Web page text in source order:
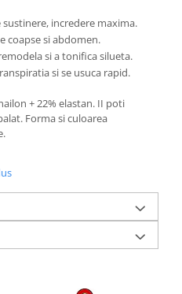
sustinere, incredere maxima.
coapse si abdomen.
si a tonifica silueta.
si se usuca rapid.
+ 22% elastan. II poti
Forma si culoarea